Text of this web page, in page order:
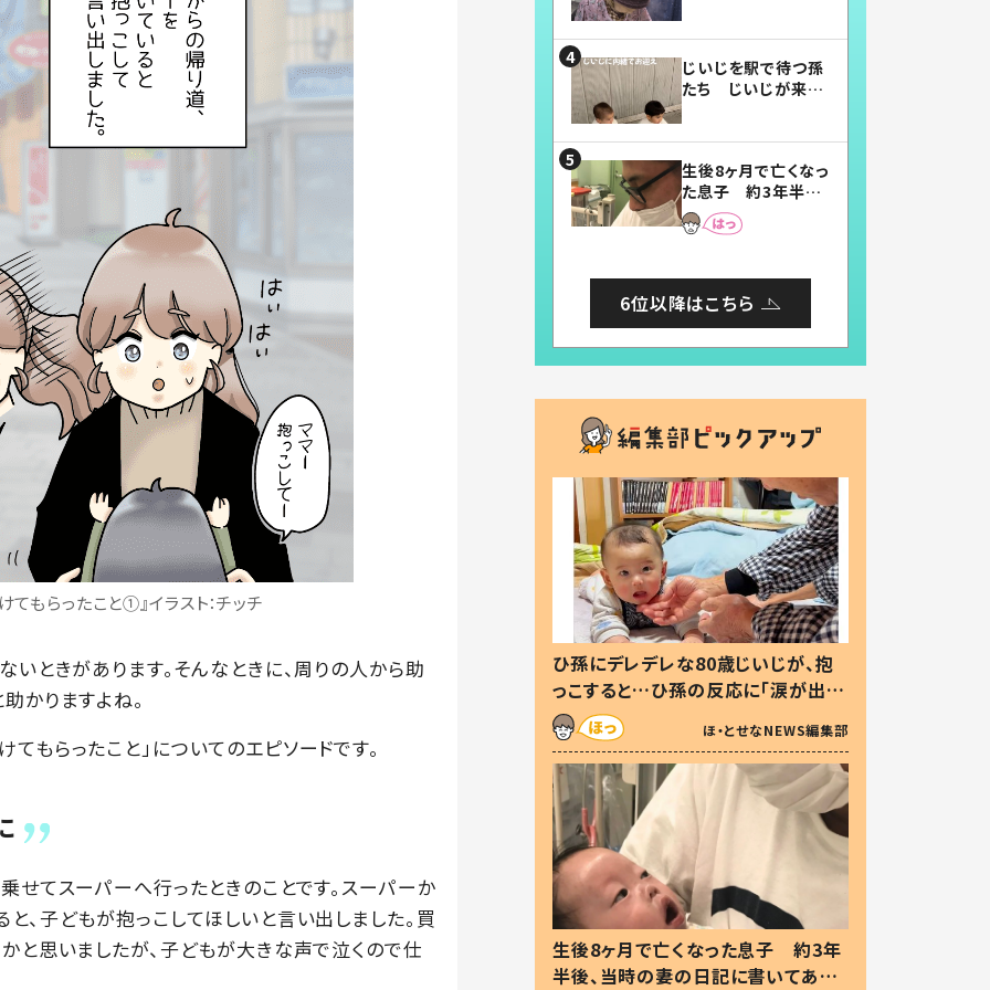
もらったこと①』イラスト：チッチ
ときがあります。そんなときに、周りの人から助
かりますよね。
もらったこと」についてのエピソードです。
せてスーパーへ行ったときのことです。スーパーか
、子どもが抱っこしてほしいと言い出しました。買
と思いましたが、子どもが大きな声で泣くので仕
じいじを駅で待つ孫
たち じいじが来た
まらない」「幸せにな
れる」
生後8ヶ月で亡くなっ
た息子 約3年半
後、当時の妻の日記
に書いてあった本音
6位以降はこちら
ひ孫にデレデレな80歳じいじが、抱
っこすると…ひ孫の反応に「涙が出ま
した」「可愛くて仕方ない」
ほ・とせなNEWS編集部
生後8ヶ月で亡くなった息子 約3年
半後、当時の妻の日記に書いてあっ